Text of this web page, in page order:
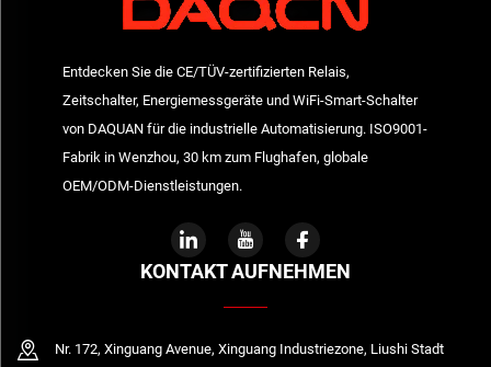
Entdecken Sie die CE/TÜV-zertifizierten Relais,
Zeitschalter, Energiemessgeräte und WiFi-Smart-Schalter
von DAQUAN für die industrielle Automatisierung. ISO9001-
Fabrik in Wenzhou, 30 km zum Flughafen, globale
OEM/ODM-Dienstleistungen.
KONTAKT AUFNEHMEN
Nr. 172, Xinguang Avenue, Xinguang Industriezone, Liushi Stadt